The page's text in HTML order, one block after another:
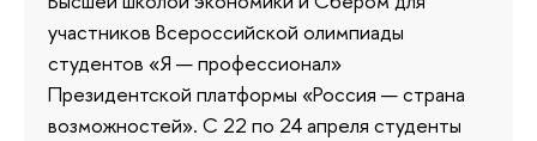
участников Всероссийской олимпиады
студентов «Я — профессионал»
Президентской платформы «Россия — страна
возможностей». С 22 по 24 апреля студенты